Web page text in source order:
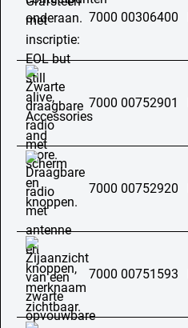
7000 00306400
7000 00752901
7000 00752920
7000 00751593